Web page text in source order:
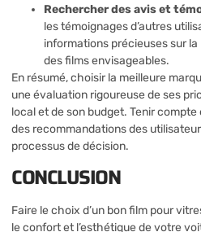
Rechercher des avis et
les témoignages d’autres
informations précieuses sur
des films envisageables.
En résumé, choisir la meilleure
une évaluation rigoureuse de ses
local et de son budget. Tenir
des recommandations des
processus de décision.
CONCLUSION
Faire le choix d’un bon film pour
le confort et l’esthétique de votre